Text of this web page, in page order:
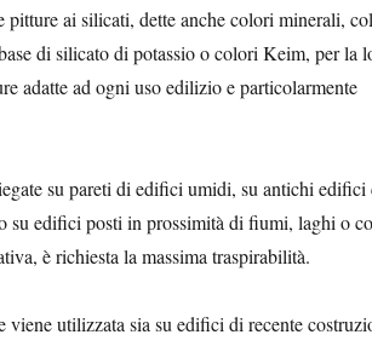
pitture ai silicati, dette anche colori minerali,
di silicato di potassio o colori Keim, per la
adatte ad ogni uso edilizio e particolarmente
su pareti di edifici umidi, su antichi edifici
su edifici posti in prossimità di fiumi, laghi o
è richiesta la massima traspirabilità.
viene utilizzata sia su edifici di recente